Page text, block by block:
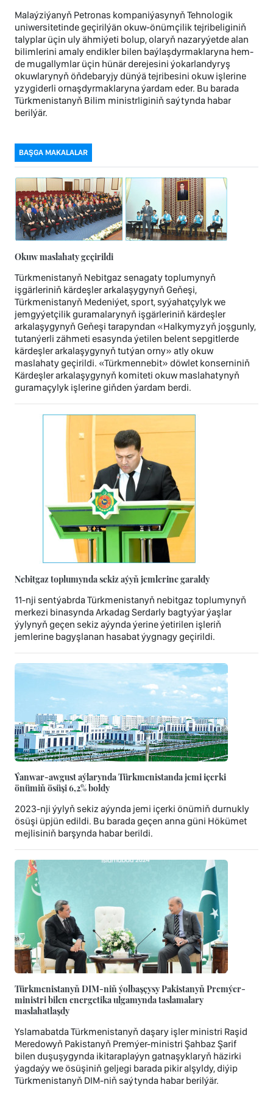
Malaýziýanyň Petronas kompaniýasynyň Tehnologik
uniwersitetinde geçirilýän okuw-önümçilik tejribeliginiň
talyplar üçin uly ähmiýeti bolup, olaryň nazaryýetde alan
bilimlerini amaly endikler bilen baýlaşdyrmaklaryna hem-
de mugallymlar üçin hünär derejesini ýokarlandyryş
okuwlarynyň öňdebaryjy dünýä tejribesini okuw işlerine
yzygiderli ornaşdyrmaklaryna ýardam eder. Bu barada
Türkmenistanyň Bilim ministrliginiň saýtynda habar
berilýär.
BAŞGA MAKALALAR
Okuw maslahaty geçirildi
Türkmenistanyň Nebitgaz senagaty toplumynyň
işgärleriniň kärdeşler arkalaşygynyň Geňeşi,
Türkmenistanyň Medeniýet, sport, syýahatçylyk we
jemgyýetçilik guramalarynyň işgärleriniň kärdeşler
arkalaşygynyň Geňeşi tarapyndan «Halkymyzyň joşgunly,
tutanýerli zähmeti esasynda ýetilen belent sepgitlerde
kärdeşler arkalaşygynyň tutýan orny» atly okuw
maslahaty geçirildi. «Türkmennebit» döwlet konserniniň
Kärdeşler arkalaşygynyň komiteti okuw maslahatynyň
guramaçylyk işlerine giňden ýardam berdi.
Nebitgaz toplumynda sekiz aýyň jemlerine garaldy
11-nji sentýabrda Türkmenistanyň nebitgaz toplumynyň
merkezi binasynda Arkadag Serdarly bagtyýar ýaşlar
ýylynyň geçen sekiz aýynda ýerine ýetirilen işleriň
jemlerine bagyşlanan hasabat ýygnagy geçirildi.
Ýanwar-awgust aýlarynda Türkmenistanda jemi içerki
önümiň ösüşi 6,2% boldy
2023-nji ýylyň sekiz aýynda jemi içerki önümiň durnukly
ösüşi üpjün edildi. Bu barada geçen anna güni Hökümet
mejlisiniň barşynda habar berildi.
Türkmenistanyň DIM-niň ýolbaşçysy Pakistanyň Premýer-
ministri bilen energetika ulgamynda taslamalary
maslahatlaşdy
Yslamabatda Türkmenistanyň daşary işler ministri Raşid
Meredowyň Pakistanyň Premýer-ministri Şahbaz Şarif
bilen duşuşygynda ikitaraplaýyn gatnaşyklaryň häzirki
ýagdaýy we ösüşiniň geljegi barada pikir alşyldy, diýip
Türkmenistanyň DIM-niň saýtynda habar berilýär.